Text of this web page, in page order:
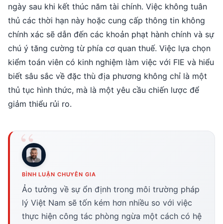
ngày sau khi kết thúc năm tài chính. Việc không tuân
thủ các thời hạn này hoặc cung cấp thông tin không
chính xác sẽ dẫn đến các khoản phạt hành chính và sự
chú ý tăng cường từ phía cơ quan thuế. Việc lựa chọn
kiểm toán viên có kinh nghiệm làm việc với FIE và hiểu
biết sâu sắc về đặc thù địa phương không chỉ là một
thủ tục hình thức, mà là một yêu cầu chiến lược để
giảm thiểu rủi ro.
BÌNH LUẬN CHUYÊN GIA
Ảo tưởng về sự ổn định trong môi trường pháp
lý Việt Nam sẽ tốn kém hơn nhiều so với việc
thực hiện công tác phòng ngừa một cách có hệ